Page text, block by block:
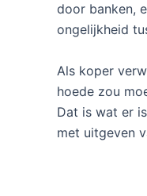
door banken,
ongelijkheid
Als koper
hoede zou
Dat is wat er
met uitgeven